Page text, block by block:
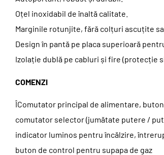
Oțel inoxidabil de înaltă calitate.
Marginile rotunjite, fără colțuri ascuțite
Design în pantă pe placa superioară
Izolație dublă pe cabluri și fire (protecție
COMENZI
ÎComutator principal de alimentare,
comutator selector (jumătate putere /
indicator luminos pentru încălzire,
buton de control pentru supapa de gaz